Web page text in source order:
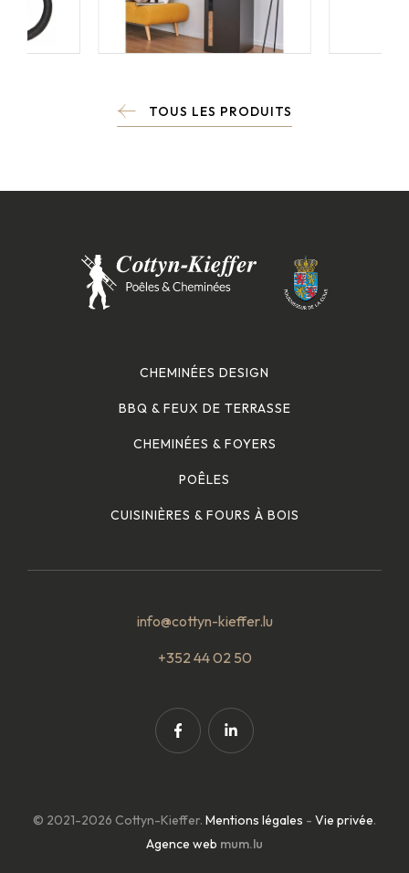
TOUS LES PRODUITS
CHEMINÉES DESIGN
BBQ & FEUX DE TERRASSE
CHEMINÉES & FOYERS
POÊLES
CUISINIÈRES & FOURS À BOIS
info@cottyn-kieffer.lu
+352 44 02 50
© 2021-2026 Cottyn-Kieffer. Mentions légales - Vie privée.
Agence web mum.lu